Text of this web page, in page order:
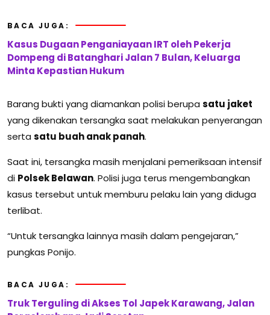
BACA JUGA:
Kasus Dugaan Penganiayaan IRT oleh Pekerja
Dompeng di Batanghari Jalan 7 Bulan, Keluarga
Minta Kepastian Hukum
Barang bukti yang diamankan polisi berupa satu jaket
yang dikenakan tersangka saat melakukan penyerangan
serta satu buah anak panah.
Saat ini, tersangka masih menjalani pemeriksaan intensif
di Polsek Belawan. Polisi juga terus mengembangkan
kasus tersebut untuk memburu pelaku lain yang diduga
terlibat.
“Untuk tersangka lainnya masih dalam pengejaran,”
pungkas Ponijo.
BACA JUGA:
Truk Terguling di Akses Tol Japek Karawang, Jalan